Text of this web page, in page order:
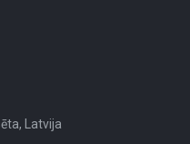
Latvija